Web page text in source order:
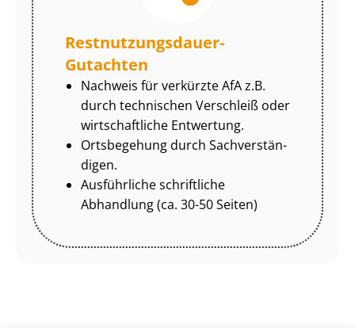
Rest­nut­zungs­dau­er-
Gutachten
Nachweis für verkürzte AfA z.B.
durch technischen Verschleiß oder
wirtschaftliche Entwertung.
Ortsbegehung durch Sach­ver­stän­
di­gen.
Ausführliche schriftliche
Abhandlung (ca. 30-50 Seiten)